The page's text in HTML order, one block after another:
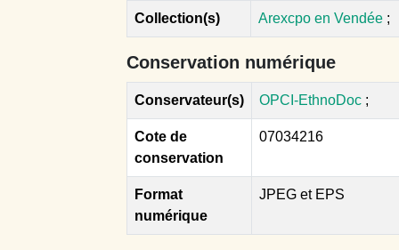
Collection(s) Arexcpo en Vendée ;
Conservation numérique
Conservateur(s) OPCI-EthnoDoc ;
Cote de
conservation
07034216
Format
numérique
JPEG et EPS